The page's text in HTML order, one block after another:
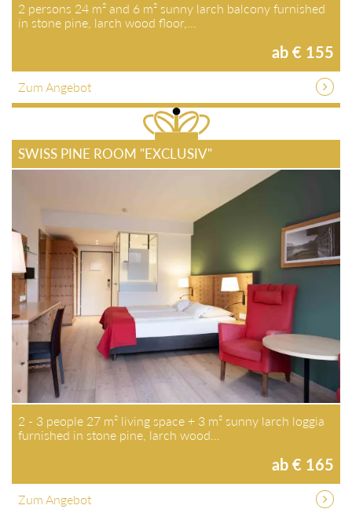
2 persons 24 m² and 6 m² sunny larch balcony furnished in
stone pine, larch wood floor,…
ab € 155
Zum Angebot
SWISS PINE ROOM "EXCLUSIV"
2 - 3 people 27 m² living space + 3 m² sunny larch loggia
furnished in stone pine, larch wood…
ab € 165
Zum Angebot